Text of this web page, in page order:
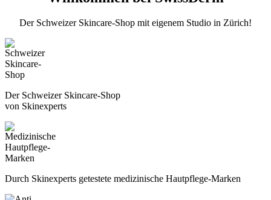
Der Schweizer Skincare-Shop mit eigenem Studio in Zürich!
Der Schweizer Skincare-Shop
von Skinexperts
Durch Skinexperts getestete medizinische Hautpflege-Marken